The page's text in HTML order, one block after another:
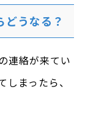
うなる？
連絡が来てい
まったら、